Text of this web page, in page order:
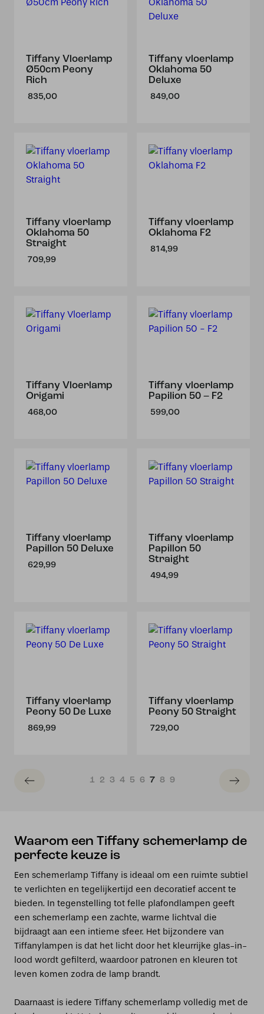
Tiffany Vloerlamp
Ø50cm Peony
Rich
835,00
Tiffany vloerlamp
Oklahoma 50
Deluxe
849,00
Tiffany vloerlamp
Oklahoma 50
Straight
709,99
Tiffany vloerlamp
Oklahoma F2
814,99
Tiffany Vloerlamp
Origami
468,00
Tiffany vloerlamp
Papilion 50 – F2
599,00
Tiffany vloerlamp
Papillon 50 Deluxe
629,99
Tiffany vloerlamp
Papillon 50
Straight
494,99
Tiffany vloerlamp
Peony 50 De Luxe
869,99
Tiffany vloerlamp
Peony 50 Straight
729,00
1 2 3 4 5 6 7 8 9
Waarom een Tiffany schemerlamp de
perfecte keuze is
Een schemerlamp Tiffany is ideaal om een ruimte subtiel
te verlichten en tegelijkertijd een decoratief accent te
bieden. In tegenstelling tot felle plafondlampen geeft
een schemerlamp een zachte, warme lichtval die
bijdraagt aan een intieme sfeer. Het bijzondere van
Tiffanylampen is dat het licht door het kleurrijke glas-in-
lood wordt gefilterd, waardoor patronen en kleuren tot
leven komen zodra de lamp brandt.
Daarnaast is iedere Tiffany schemerlamp volledig met de